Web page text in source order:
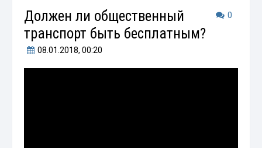
0
Должен ли общественный
транспорт быть бесплатным?
08.01.2018, 00:20